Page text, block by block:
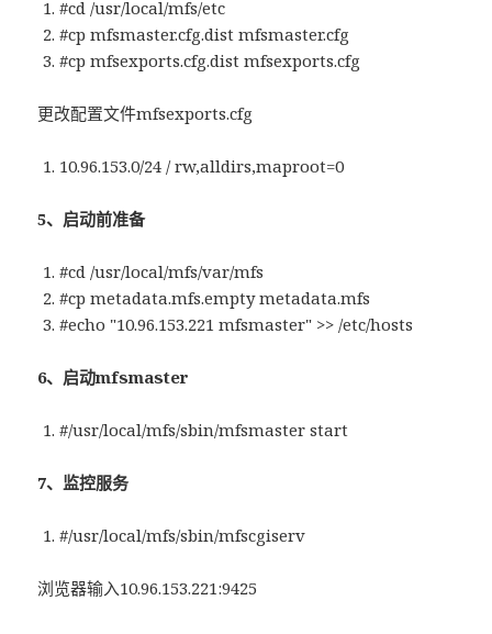
#cd /usr/local/mfs/etc
#cp mfsmaster.cfg.dist mfsmaster.cfg
#cp mfsexports.cfg.dist mfsexports.cfg
更改配置文件mfsexports.cfg
10.96.153.0/24 / rw,alldirs,maproot=0
5、启动前准备
#cd /usr/local/mfs/var/mfs
#cp metadata.mfs.empty metadata.mfs
#echo "10.96.153.221 mfsmaster" >> /etc/hosts
6、启动mfsmaster
#/usr/local/mfs/sbin/mfsmaster start
7、监控服务
#/usr/local/mfs/sbin/mfscgiserv
浏览器输入10.96.153.221:9425